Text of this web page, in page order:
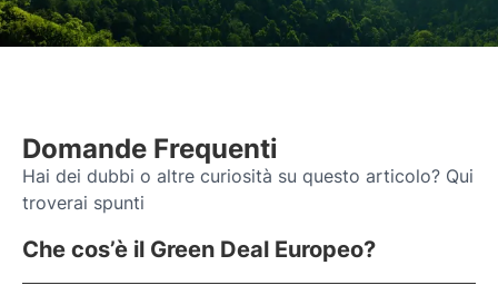
Domande Frequenti
Hai dei dubbi o altre curiosità su questo articolo? Qui
troverai spunti
Che cos’è il Green Deal Europeo?